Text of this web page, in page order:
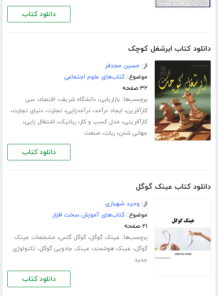
دانلود کتاب
دانلود کتاب ابرشغل کوچک
از:حسین مجدفر
موضوع:کتاب‌های علوم اجتماعی
۳۲ صفحه
برچسب‌ها:بازاریابی،دانشگاه شریف، اقتصاد، سی
کارآفرین، ایجاد درآمد،درآمدزایی، تجارت،دنیای تجارت،
کارآفرینی، مدل کسب و کار،رباتیک، اشتغال زایی،
جهانی شدن،ربات،صنعت
دانلود کتاب
دانلود کتاب عینک گوگل
از: وحید شهبازی
موضوع:کتاب‌های آموزش سخت افزار
۲۱ صفحه
برچسب‌ها: عینک گوگل،گوگل گلس، مشخصات عینک
گوگل، عینک هوشمند، عینک جادویی گوگل، تکنولوژی
جدید
دانلود کتاب